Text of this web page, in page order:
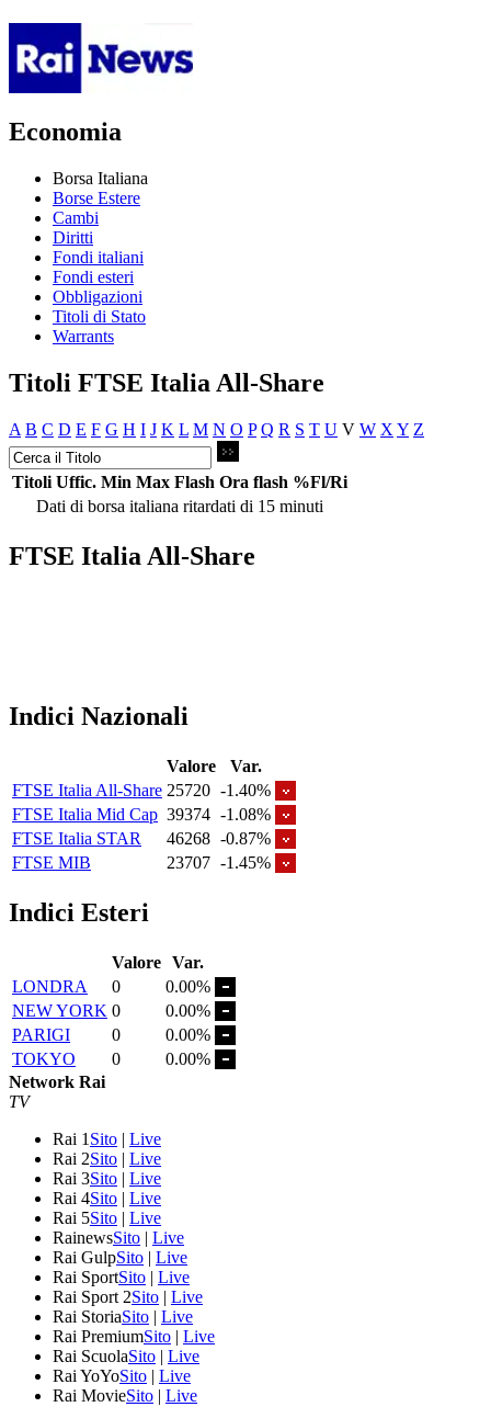
Economia
Borsa Italiana
Borse Estere
Cambi
Diritti
Fondi italiani
Fondi esteri
Obbligazioni
Titoli di Stato
Warrants
Titoli FTSE Italia All-Share
A B C D E F G H I J K L M N O P Q R S T U V W X Y Z
Titoli Uffic. Min Max Flash Ora flash %Fl/Ri
Dati di borsa italiana ritardati di 15 minuti
FTSE Italia All-Share
Indici Nazionali
Valore
Var.
FTSE Italia All-Share 25720 -1.40%
FTSE Italia Mid Cap 39374 -1.08%
FTSE Italia STAR
46268 -0.87%
FTSE MIB
23707 -1.45%
Indici Esteri
Valore Var.
LONDRA
0
0.00%
NEW YORK 0
0.00%
PARIGI
0
0.00%
TOKYO
0
0.00%
Network Rai
TV
Rai 1 Sito | Live
Rai 2Sito | Live
Rai 3Sito | Live
Rai 4Sito | Live
Rai 5Sito | Live
RainewsSito | Live
Rai GulpSito | Live
Rai SportSito | Live
Rai Sport 2Sito | Live
Rai StoriaSito | Live
Rai PremiumSito | Live
Rai ScuolaSito | Live
Rai YoYoSito | Live
Rai MovieSito | Live